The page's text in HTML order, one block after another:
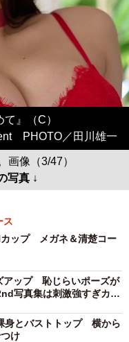
』（C）
PHOTO／田川雄一
画像（3/47）
写真 ↓
ス
カップ メガネ＆清楚コー
ップ 恥じらいポーズが
写真集は刺激強すぎカッ
身とバストトップ 横から
つけ